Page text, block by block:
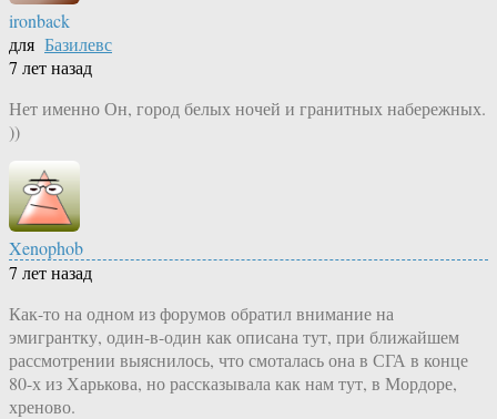
ironback
для Базилевс
7 лет назад
Нет именно Он, город белых ночей и гранитных набережных.
))
Xenophob
7 лет назад
Как-то на одном из форумов обратил внимание на
эмигрантку, один-в-один как описана тут, при ближайшем
рассмотрении выяснилось, что смоталась она в СГА в конце
80-х из Харькова, но рассказывала как нам тут, в Мордоре,
хреново.